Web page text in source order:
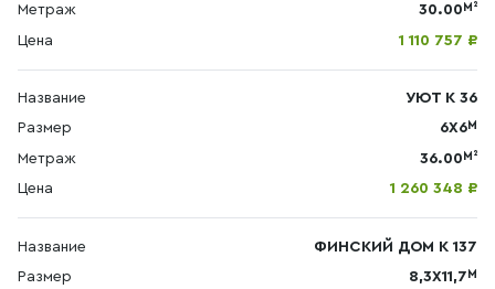
Метраж 30.00М²
Цена 1 110 757 ₽
Название
УЮТ К 36
Размер
6Х6М
Метраж 36.00М²
Цена 1 260 348 ₽
Название
ФИНСКИЙ ДОМ К 137
Размер
8,3Х11,7М